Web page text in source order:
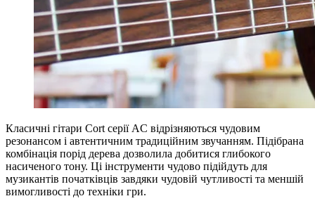
Класичні гітари Cort серії AC відрізняються чудовим
резонансом і автентичним традиційним звучанням. Підібрана
комбінація порід дерева дозволила добитися глибокого
насиченого тону. Ці інструменти чудово підійдуть для
музикантів початківців завдяки чудовій чутливості та меншій
вимогливості до техніки гри.